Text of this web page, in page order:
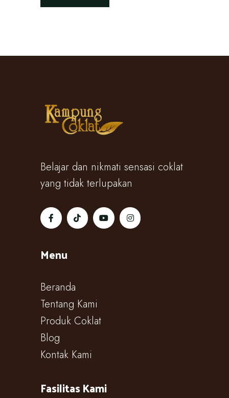
Belajar dan nikmati sensasi coklat
yang tidak terlupakan
Menu
Beranda
Tentang Kami
Produk Coklat
Blog
Kontak Kami
Fasilitas Kami